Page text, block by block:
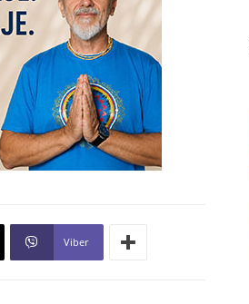
Viber